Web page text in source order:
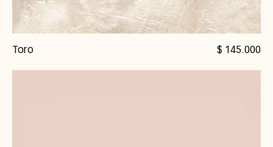
Toro Precio
$ 145.000